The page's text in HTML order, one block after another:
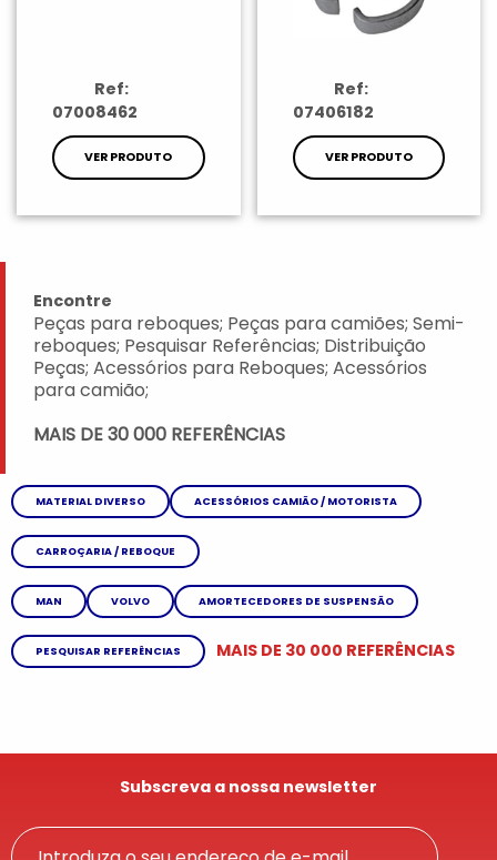
Ref:
07008462
VER PRODUTO
Ref:
07406182
VER PRODUTO
Encontre
Peças para reboques; Peças para camiões; Semi-
reboques; Pesquisar Referências; Distribuição
Peças; Acessórios para Reboques; Acessórios
para camião;
MAIS DE 30 000 REFERÊNCIAS
MATERIAL DIVERSO ACESSÓRIOS CAMIÃO / MOTORISTA
CARROÇARIA / REBOQUE
MAN VOLVO AMORTECEDORES DE SUSPENSÃO
PESQUISAR REFERÊNCIAS MAIS DE 30 000 REFERÊNCIAS
Subscreva a nossa newsletter